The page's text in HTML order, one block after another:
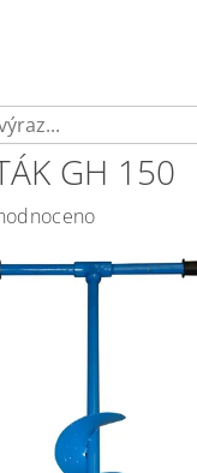
GH 150